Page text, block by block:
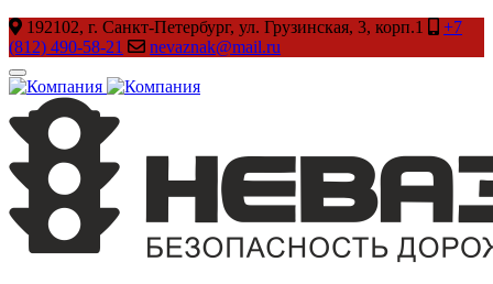
192102, г. Санкт-Петербург, ул. Грузинская, 3, корп.1
+7
(812) 490-58-21
nevaznak@mail.ru